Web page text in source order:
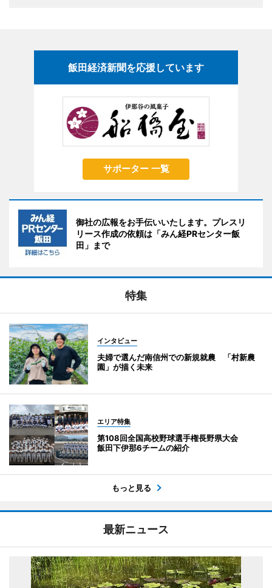
飯田経済新聞を応援しています
サポーター 一覧
御社の広報をお手伝いいたします。プレスリ
リース作成の依頼は「みん経PRセンター飯
田」まで
特集
インタビュー
夫婦で選んだ南信州での新規就農 「村新農
園」が描く未来
エリア特集
第108回全国高校野球選手権長野県大会
飯田下伊那6チームの紹介
もっと見る
最新ニュース